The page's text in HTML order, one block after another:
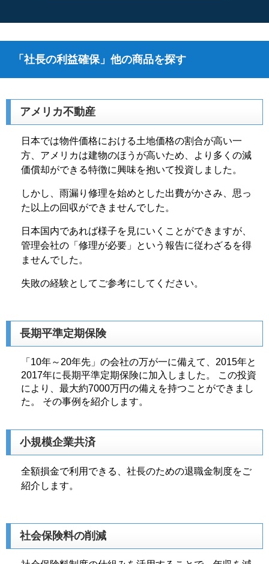
「社長の利益確保」他の商品を探す
アメリカ不動産
日本では物件価格における土地価格の割合が高い一
方、アメリカは建物のほうが高いため、より多くの減
価償却ができる特徴に興味を抱いて投資しました。
しかし、雨漏り修理を始めとした出費がかさみ、思っ
た以上の回収ができませんでした。
日本国内であれば様子を見にいくことができますが、
管理会社の「修理が必要」という報告に従わざるを得
ませんでした。
失敗の経験としてご参考にしてください。
長期平準定期保険
「10年～20年先」の会社の万が一に備えて、2015年と
2017年に長期平準定期保険に加入しました。 この投資
により、最大約7000万円の備えを持つことができまし
た。 その事例を紹介します。
小規模企業共済
全額損金で利用できる、社長のための退職金制度をご
紹介します。
社会保険料の削減